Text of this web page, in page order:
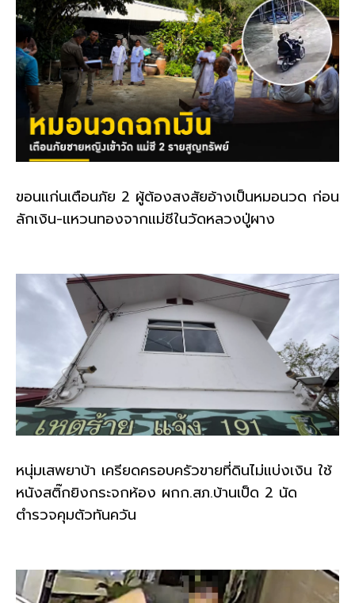
ขอนแก่นเตือนภัย 2 ผู้ต้องสงสัยอ้างเป็นหมอนวด ก่อน
ลักเงิน-แหวนทองจากแม่ชีในวัดหลวงปู่ผาง
หนุ่มเสพยาบ้า เครียดครอบครัวขายที่ดินไม่แบ่งเงิน ใช้
หนังสติ๊กยิงกระจกห้อง ผกก.สภ.บ้านเป็ด 2 นัด
ตำรวจคุมตัวทันควัน